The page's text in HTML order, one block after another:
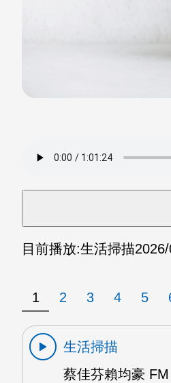
目前播放:生活掃描
1 2 3 4 5
生活掃描
蔡佳芬賴均豪 FM